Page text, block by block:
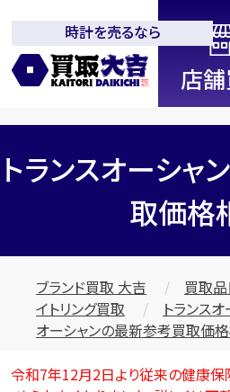
全国2200店舗以上展開中！
信
吉」
時計を売るなら
トランスオーシャ
取価格
ブランド買取 大吉 買取
イトリング買取
トランス
オーシャンの最新参考買取価
令和7年12月2日より従来の健康